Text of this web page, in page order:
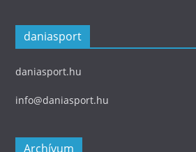
daniasport
daniasport.hu
info@daniasport.hu
Archívum